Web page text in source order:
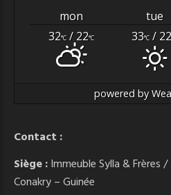
mon tue
32°C / 22°C 33°C /
powered by
Contact :
Siège :Immeuble Sylla & Frères
Conakry – Guinée